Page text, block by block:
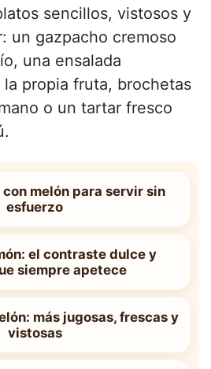
sencillos, vistosos y
un gazpacho cremoso
una ensalada
propia fruta, brochetas
o un tartar fresco
melón para servir sin
esfuerzo
el contraste dulce y
siempre apetece
más jugosas, frescas y
vistosas